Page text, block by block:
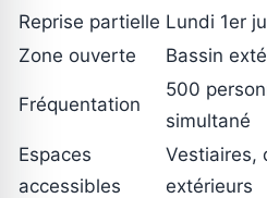
Reprise partielle Lundi 1er
Zone ouverte
Bassin
Fréquentation
500
simultané
Espaces
accessibles
Vestiaires,
extérieurs